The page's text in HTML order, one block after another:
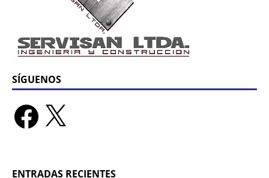
SÍGUENOS
ENTRADAS RECIENTES